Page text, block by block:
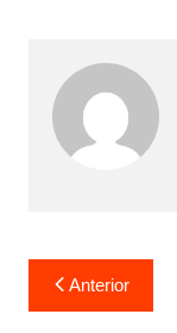
Navegação
de
Anterior